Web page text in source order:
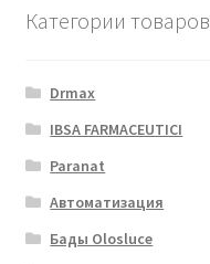
Категории товаров
Drmax
IBSA FARMACEUTICI
Paranat
Автоматизация
Бады Olosluce